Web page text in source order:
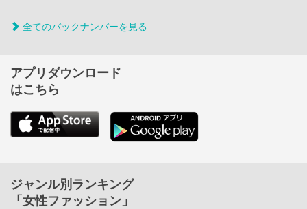
全てのバックナンバーを見る
アプリダウンロード
はこちら
ジャンル別ランキング
「女性ファッション」